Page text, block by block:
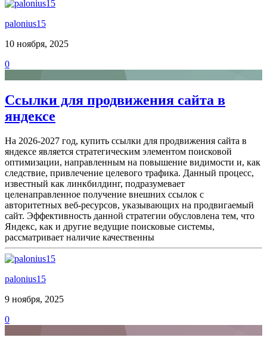
palonius15
10 ноября, 2025
0
Cсылки для продвижения сайта в
яндексе
На 2026-2027 год, купить ссылки для продвижения сайта в
яндексе является стратегическим элементом поисковой
оптимизации, направленным на повышение видимости и, как
следствие, привлечение целевого трафика. Данный процесс,
известный как линкбилдинг, подразумевает
целенаправленное получение внешних ссылок с
авторитетных веб-ресурсов, указывающих на продвигаемый
сайт. Эффективность данной стратегии обусловлена тем, что
Яндекс, как и другие ведущие поисковые системы,
рассматривает наличие качественны
palonius15
9 ноября, 2025
0